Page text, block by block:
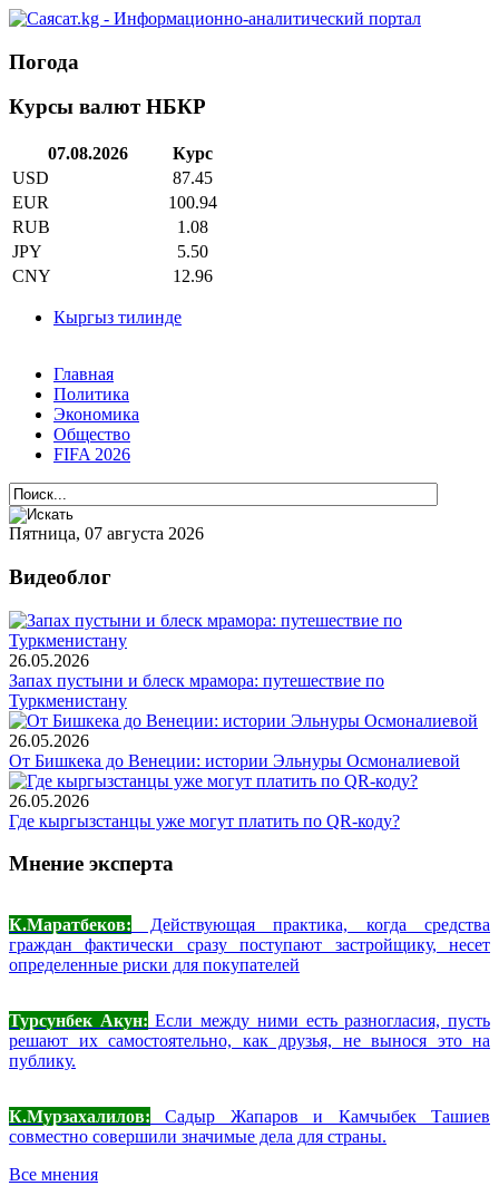
Погода
Курсы валют НБКР
07.08.2026
Курс
USD
87.45
EUR
100.94
RUB
1.08
JPY
5.50
CNY
12.96
Кыргыз тилинде
Главная
Политика
Экономика
Общество
FIFA 2026
Пятница, 07 августа 2026
Видеоблог
26.05.2026
Запах пустыни и блеск мрамора: путешествие по
Туркменистану
26.05.2026
От Бишкека до Венеции: истории Эльнуры Осмоналиевой
26.05.2026
Где кыргызстанцы уже могут платить по QR-коду?
Мнение эксперта
К.Маратбеков: Действующая практика, когда средства
граждан фактически сразу поступают застройщику, несет
определенные риски для покупателей
Турсунбек Акун: Если между ними есть разногласия, пусть
решают их самостоятельно, как друзья, не вынося это на
публику.
К.Мурзахалилов: Садыр Жапаров и Камчыбек Ташиев
совместно совершили значимые дела для страны.
Все мнения